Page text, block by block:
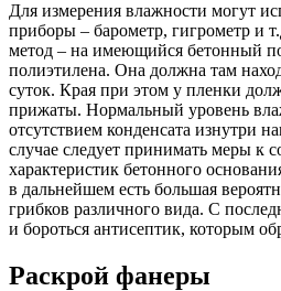
Для измерения влажности могут
приборы – барометр, гигрометр и
метод – на имеющийся бетонный
полиэтилена. Она должна там
суток. Края при этом у пленки
прижаты. Нормальный уровень
отсутствием конденсата изнутри
случае следует принимать меры к
характеристик бетонного
в дальнейшем есть большая
грибков различного вида. С
и бороться антисептик, которым
Раскрой фанеры